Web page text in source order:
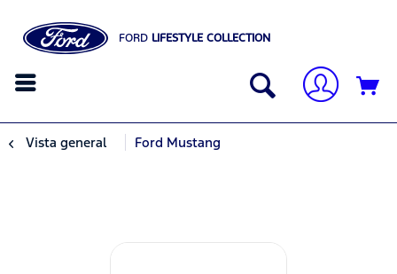
FORD LIFESTYLE COLLECTION
Vista general Ford Mustang